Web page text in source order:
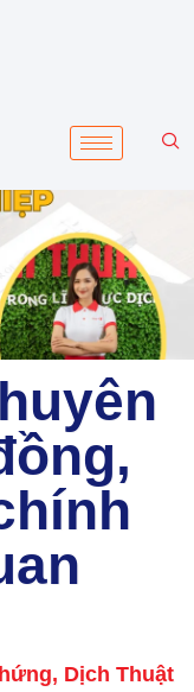
, Dịch Thuật